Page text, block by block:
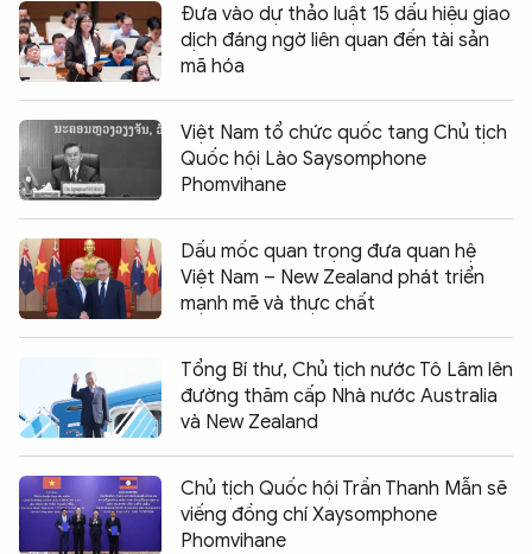
Đưa vào dự thảo luật 15 dấu hiệu giao
dịch đáng ngờ liên quan đến tài sản
mã hóa
Việt Nam tổ chức quốc tang Chủ tịch
Quốc hội Lào Saysomphone
Phomvihane
Dấu mốc quan trọng đưa quan hệ
Việt Nam – New Zealand phát triển
mạnh mẽ và thực chất
Tổng Bí thư, Chủ tịch nước Tô Lâm lên
đường thăm cấp Nhà nước Australia
và New Zealand
Chủ tịch Quốc hội Trần Thanh Mẫn sẽ
viếng đồng chí Xaysomphone
Phomvihane